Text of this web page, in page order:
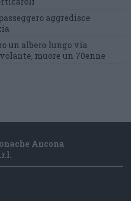
aggredisce
un albero lungo via
muore un 70enne
Ancona